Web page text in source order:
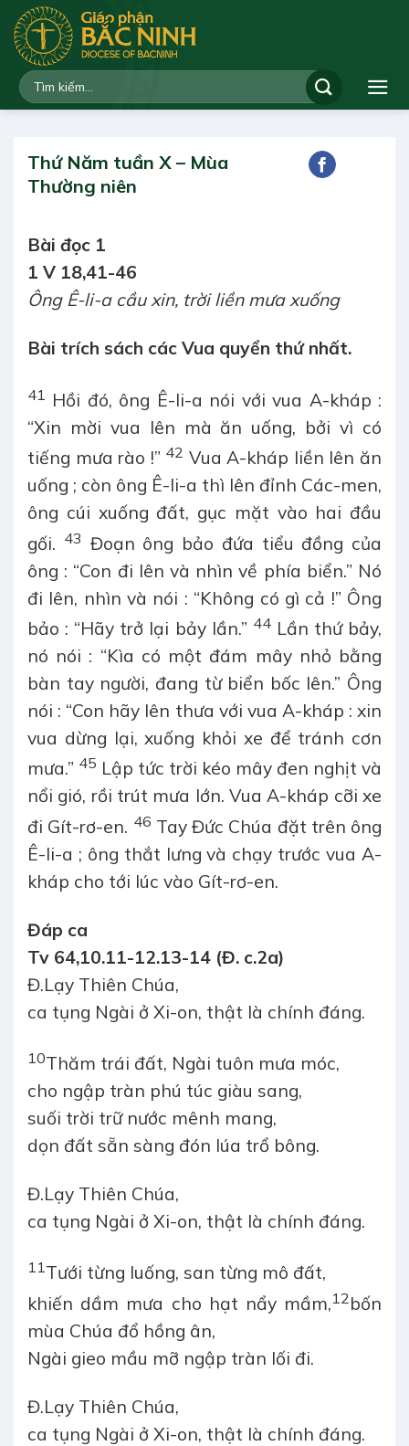
qua
dung
Thứ Năm tuần X – Mùa
Thường niên
Bài đọc 1
1 V 18,41-46
Ông Ê-li-a cầu xin, trời liền mưa xuống
Bài trích sách các Vua quyển thứ nhất.
41 Hồi đó, ông Ê-li-a nói với vua A-kháp :
“Xin mời vua lên mà ăn uống, bởi vì có
tiếng mưa rào !” 42 Vua A-kháp liền lên ăn
uống ; còn ông Ê-li-a thì lên đỉnh Các-men,
ông cúi xuống đất, gục mặt vào hai đầu
gối. 43 Đoạn ông bảo đứa tiểu đồng của
ông : “Con đi lên và nhìn về phía biển.” Nó
đi lên, nhìn và nói : “Không có gì cả !” Ông
bảo : “Hãy trở lại bảy lần.” 44Lần thứ bảy,
nó nói : “Kìa có một đám mây nhỏ bằng
bàn tay người, đang từ biển bốc lên.” Ông
nói : “Con hãy lên thưa với vua A-kháp : xin
vua dừng lại, xuống khỏi xe để tránh cơn
mưa.” 45 Lập tức trời kéo mây đen nghịt và
nổi gió, rồi trút mưa lớn. Vua A-kháp cỡi xe
đi Gít-rơ-en. 46 Tay Đức Chúa đặt trên ông
Ê-li-a ; ông thắt lưng và chạy trước vua A-
kháp cho tới lúc vào Gít-rơ-en.
Đáp ca
Tv 64,10.11-12.13-14 (Đ. c.2a)
Đ.Lạy Thiên Chúa,
ca tụng Ngài ở Xi-on, thật là chính đáng.
10Thăm trái đất, Ngài tuôn mưa móc,
cho ngập tràn phú túc giàu sang,
suối trời trữ nước mênh mang,
dọn đất sẵn sàng đón lúa trổ bông.
Đ.Lạy Thiên Chúa,
ca tụng Ngài ở Xi-on, thật là chính đáng.
11 Tưới từng luống, san từng mô đất,
khiến dầm mưa cho hạt nẩy mầm,12 bốn
mùa Chúa đổ hồng ân,
Ngài gieo mầu mỡ ngập tràn lối đi.
Đ.Lạy Thiên Chúa,
ca tụng Ngài ở Xi-on, thật là chính đáng.